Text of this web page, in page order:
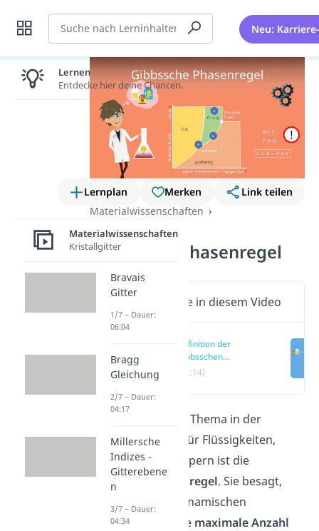
Suche Neu:
Lernplan Merken
Link teilen
Materialwissenschaften
Phasendiagramme
Gibbssche Phasenregel
Wichtige Inhalte in diesem Video
Definition der
Gibbsschen
Phasenregel
(00:14)
Ein sehr wichtiges Thema in der
Thermodynamik
für Flüssigkeiten,
Gase oder Festkörpern ist die
Gibbssche
Phasenregel. Sie besagt,
dass im thermodynamischen
Gleichgewicht eine maximale Anzahl
Lernen lohnt sich!
Entdecke hier deine Chancen.
Materialwissenschaften
Kristallgitter
Bravais
Gitter
1/7 – Dauer:
06:04
Bragg
Gleichung
2/7 – Dauer:
04:17
Millersche
Indizes -
Gitterebene
n
3/7 – Dauer:
04:34